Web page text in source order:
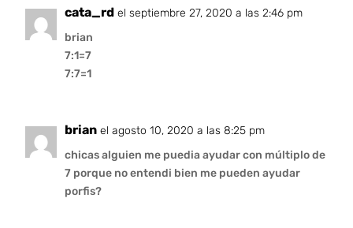
cata_rd el septiembre 27, 2020 a las 2:46 pm
brian
7:1=7
7:7=1
brian el agosto 10, 2020 a las 8:25 pm
chicas alguien me puedia ayudar con múltiplo de
7 porque no entendi bien me pueden ayudar
porfis?